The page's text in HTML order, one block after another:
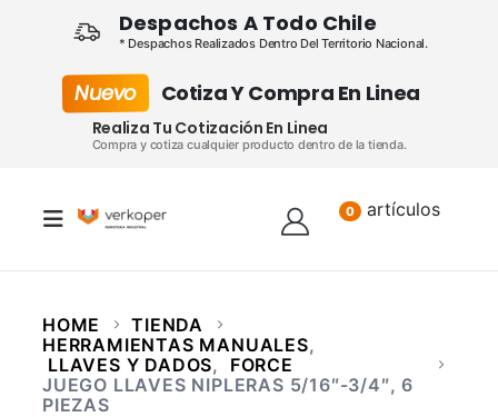
Despachos A Todo Chile
* Despachos Realizados Dentro Del Territorio Nacional.
Nuevo Cotiza Y Compra En Linea
Realiza Tu Cotización En Linea
Compra y cotiza cualquier producto dentro de la tienda.
0 artículos
HOME
TIENDA
HERRAMIENTAS MANUALES,
LLAVES Y DADOS,
FORCE
JUEGO LLAVES NIPLERAS 5/16″-3/4″, 6
PIEZAS